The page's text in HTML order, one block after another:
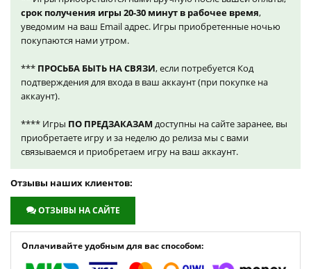
срок получения игры 20-30 минут в рабочее время,
уведомим на ваш Email адрес. Игры приобретенные ночью
покупаются нами утром.
*** ПРОСЬБА БЫТЬ НА СВЯЗИ, если потребуется Код
подтверждения для входа в ваш аккаунт (при покупке на
аккаунт).
**** Игры ПО ПРЕДЗАКАЗАМ доступны на сайте заранее, вы
приобретаете игру и за неделю до релиза мы с вами
связываемся и приобретаем игру на ваш аккаунт.
Отзывы наших клиентов:
ОТЗЫВЫ НА САЙТЕ
Оплачивайте удобным для вас способом: